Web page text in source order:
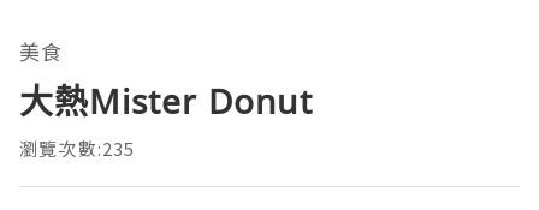
美食
大熱Mister Donut
瀏覽次數:235